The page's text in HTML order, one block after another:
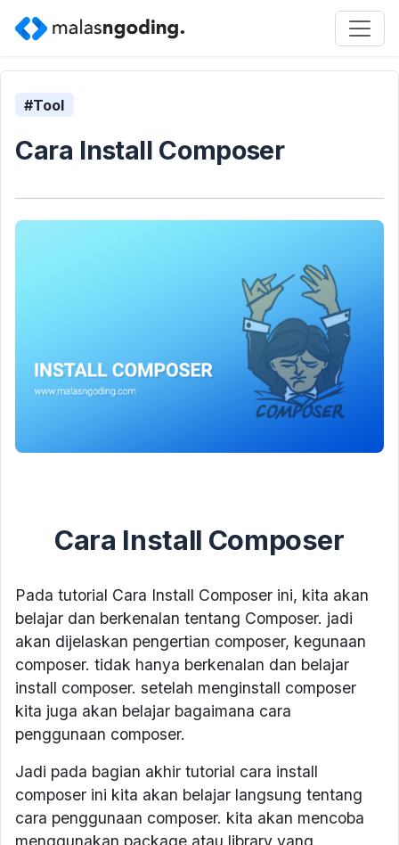
#Tool
Cara Install Composer
Cara Install Composer
Pada tutorial Cara Install Composer ini, kita akan
belajar dan berkenalan tentang Composer. jadi
akan dijelaskan pengertian composer, kegunaan
composer. tidak hanya berkenalan dan belajar
install composer. setelah menginstall composer
kita juga akan belajar bagaimana cara
penggunaan composer.
Jadi pada bagian akhir tutorial cara install
composer ini kita akan belajar langsung tentang
cara penggunaan composer. kita akan mencoba
menggunakan package atau library yang